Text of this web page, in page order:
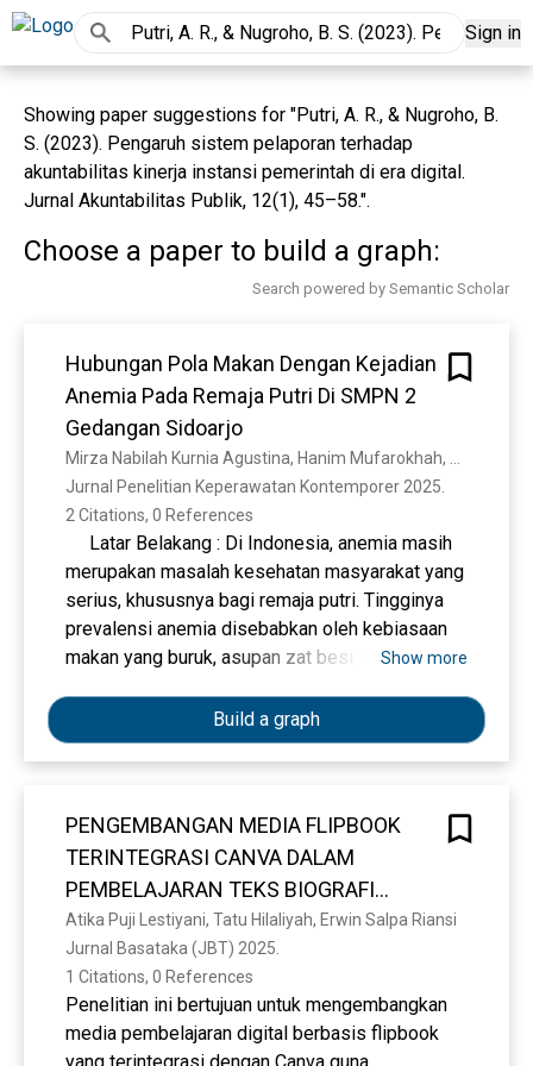
Sign in
Showing paper suggestions for "Putri, A. R., & Nugroho, B.
S. (2023). Pengaruh sistem pelaporan terhadap
akuntabilitas kinerja instansi pemerintah di era digital.
Jurnal Akuntabilitas Publik, 12(1), 45–58.".
Choose a paper to build a graph:
Search powered by Semantic Scholar
Hubungan Pola Makan Dengan Kejadian
Anemia Pada Remaja Putri Di SMPN 2
Gedangan Sidoarjo
Jurnal Penelitian Keperawatan Kontemporer 2025.
2 Citations, 0 References
Latar Belakang : Di Indonesia, anemia masih
merupakan masalah kesehatan masyarakat yang
serius, khususnya bagi remaja putri. Tingginya
prevalensi anemia disebabkan oleh kebiasaan
makan yang buruk, asupan zat besi yang tidak
seimbang. Produktivitas yang menurun,
kesulitan konsentrasi, dan bahaya jangka
panjang terhadap kesehatan reproduksi dan
anemia. Tujuan : Untuk mengetahui hubungan
antara kebiasaan makan dan prevalensi anemia
pada remaja putri di SMP 2 Gedangan Sidoarjo.
Metode : Penelitian ini menggunakan teknik
analisis cross-sectional dan korelatif dengan
desain kuantitatif. Pengambilan sampel
bertujuan (purposive sampling) digunakan untuk
memilih 130 siswi dari kelompok 191 siswi
kelas tujuh. Hemocue digunakan untuk
Show more
Build a graph
PENGEMBANGAN MEDIA FLIPBOOK
TERINTEGRASI CANVA DALAM
PEMBELAJARAN TEKS BIOGRAFI
KELAS X SMAIT PUTRI AL HANIF
Atika Puji Lestiyani, Tatu Hilaliyah, Erwin Salpa Riansi
Jurnal Basataka (JBT) 2025.
1 Citations, 0 References
Penelitian ini bertujuan untuk mengembangkan
media pembelajaran digital berbasis flipbook